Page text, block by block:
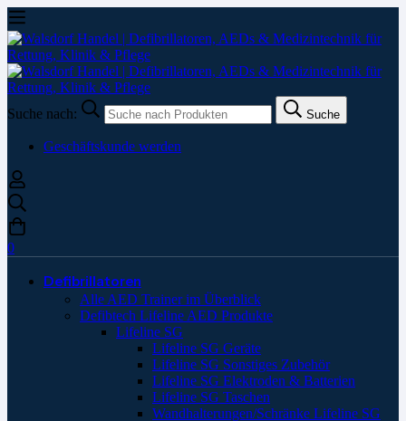
Suche nach: Suche
Geschäftskunde werden
0
Defibrillatoren
Alle AED Trainer im Überblick
Defibtech Lifeline AED Produkte
Lifeline SG
Lifeline SG Geräte
Lifeline SG Sonstiges Zubehör
Lifeline SG Elektroden & Batterien
Lifeline SG Taschen
Wandhalterungen/Schränke Lifeline SG